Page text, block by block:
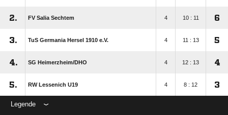
2. FV Salia Sechtem 4 10 : 11 6
3. TuS Germania Hersel 1910 e.V. 4 11 : 13 5
4. SG Heimerzheim/​DHO 4 12 : 13 4
5. RW Lessenich U19 4 8 : 12 3
Legende